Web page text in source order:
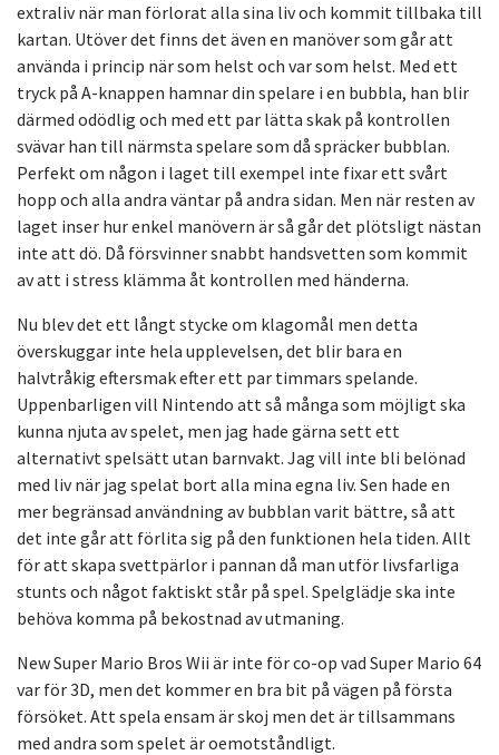
extraliv när man förlorat alla sina liv och kommit tillbaka till
kartan. Utöver det finns det även en manöver som går att
använda i princip när som helst och var som helst. Med ett
tryck på A-knappen hamnar din spelare i en bubbla, han blir
därmed odödlig och med ett par lätta skak på kontrollen
svävar han till närmsta spelare som då spräcker bubblan.
Perfekt om någon i laget till exempel inte fixar ett svårt
hopp och alla andra väntar på andra sidan. Men när resten av
laget inser hur enkel manövern är så går det plötsligt nästan
inte att dö. Då försvinner snabbt handsvetten som kommit
av att i stress klämma åt kontrollen med händerna.
Nu blev det ett långt stycke om klagomål men detta
överskuggar inte hela upplevelsen, det blir bara en
halvtråkig eftersmak efter ett par timmars spelande.
Uppenbarligen vill Nintendo att så många som möjligt ska
kunna njuta av spelet, men jag hade gärna sett ett
alternativt spelsätt utan barnvakt. Jag vill inte bli belönad
med liv när jag spelat bort alla mina egna liv. Sen hade en
mer begränsad användning av bubblan varit bättre, så att
det inte går att förlita sig på den funktionen hela tiden. Allt
för att skapa svettpärlor i pannan då man utför livsfarliga
stunts och något faktiskt står på spel. Spelglädje ska inte
behöva komma på bekostnad av utmaning.
New Super Mario Bros Wii är inte för co-op vad Super Mario 64
var för 3D, men det kommer en bra bit på vägen på första
försöket. Att spela ensam är skoj men det är tillsammans
med andra som spelet är oemotståndligt.